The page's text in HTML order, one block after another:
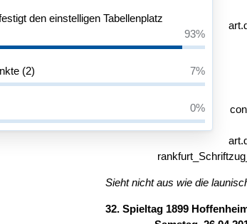
den einstelligen Tabellenplatz
93%
(2) 7%
0%
Sieht nicht aus wie die
32. Spieltag 1899